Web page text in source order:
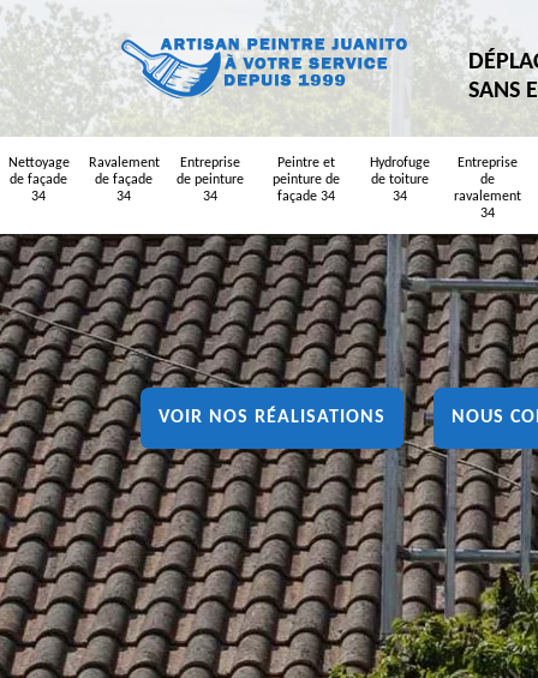
SANS
Nettoyage
de façade
34
Ravalement
de façade
34
Entreprise
de peinture
34
Peintre et
peinture de
façade 34
Hydrofuge
de toiture
34
Entreprise
de
ravalement
34
VOIR NOS RÉALISATIONS NOUS